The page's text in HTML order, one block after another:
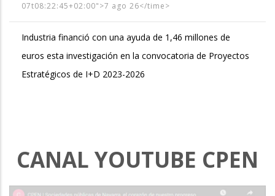
07t08:22:45+02:00">7 ago 26</time>
Industria financió con una ayuda de 1,46 millones de
euros esta investigación en la convocatoria de Proyectos
Estratégicos de I+D 2023-2026
CANAL YOUTUBE CPEN